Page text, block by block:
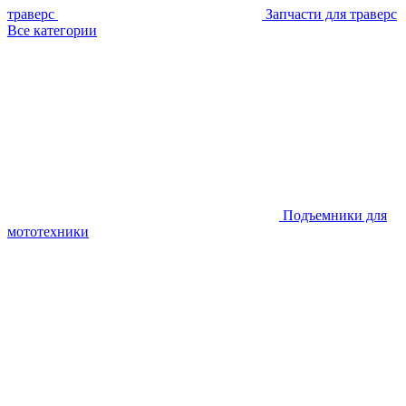
траверс
Запчасти для траверс
Все категории
Подъемники для
мототехники